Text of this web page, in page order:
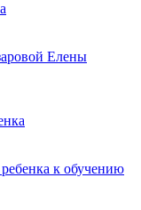
Елены
к обучению